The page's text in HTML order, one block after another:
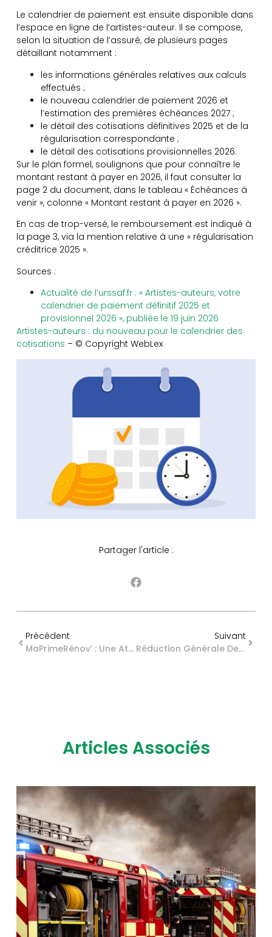
Le calendrier de paiement est ensuite disponible dans
l’espace en ligne de l’artistes-auteur. Il se compose,
selon la situation de l’assuré, de plusieurs pages
détaillant notamment :
les informations générales relatives aux calculs
effectués ;
le nouveau calendrier de paiement 2026 et
l’estimation des premières échéances 2027 ;
le détail des cotisations définitives 2025 et de la
régularisation correspondante ;
le détail des cotisations provisionnelles 2026.
Sur le plan formel, soulignons que pour connaître le
montant restant à payer en 2026, il faut consulter la
page 2 du document, dans le tableau « Échéances à
venir », colonne « Montant restant à payer en 2026 ».
En cas de trop-versé, le remboursement est indiqué à
la page 3, via la mention relative à une « régularisation
créditrice 2025 ».
Sources :
Actualité de l’urssaf.fr : « Artistes-auteurs, votre
calendrier de paiement définitif 2025 et
provisionnel 2026 », publiée le 19 juin 2026
Artistes-auteurs : du nouveau pour le calendrier des
cotisations – © Copyright WebLex
Partager l'article :
Précédent
MaPrimeRénov’ : Une Attestation Nécessaire
Suivant
Réduction Générale De Cotisations : Officialisation Du Gel Du SMIC
Articles Associés